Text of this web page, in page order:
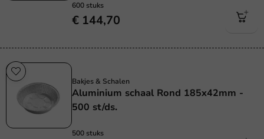
600 stuks
€ 144,70
Bakjes & Schalen
Aluminium schaal Rond 185x42mm -
500 st/ds.
500 stuks